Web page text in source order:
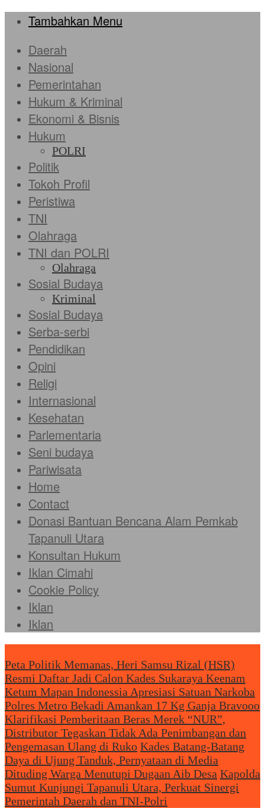
Tambahkan Menu
Daerah
Nasional
Pemerintahan
Hukum & Kriminal
Ekonomi & Bisnis
Hukum
POLRI
Politik
Tokoh Profil
Peristiwa
TNI
Olahraga
TNI dan POLRI
Olahraga
Sosial Budaya
Kriminal
Sosial Budaya
Serba-serbi
Pendidikan
Opini
Religi
Internasional
Kesehatan
Parlementaria
Seni budaya
Pariwisata
Home
Contact
Donasi Bantuan Bencana Alam Pemkab
Tapanuli Utara
Konsultan Hukum
Iklan Cimahi
Cookie Policy
Iklan
Iklan
Peta Politik Memanas, Heri Samsu Rizal (HSR)
Resmi Daftar Jadi Calon Kades Sukaraya Keenam
Ketum Mapan Indonessia Apresiasi Satuan Narkoba
Polres Metro Bekadi Amankan 17 Kg Ganja Bravooo
Klarifikasi Pemberitaan Beras Merek “NUR”,
Distributor Tegaskan Tidak Ada Penimbangan dan
Pengemasan Ulang di Ruko Kades Batang-Batang
Daya di Ujung Tanduk, Pernyataan di Media
Dituding Warga Menutupi Dugaan Aib Desa Kapolda
Sumut Kunjungi Tapanuli Utara, Perkuat Sinergi
Pemerintah Daerah dan TNI-Polri